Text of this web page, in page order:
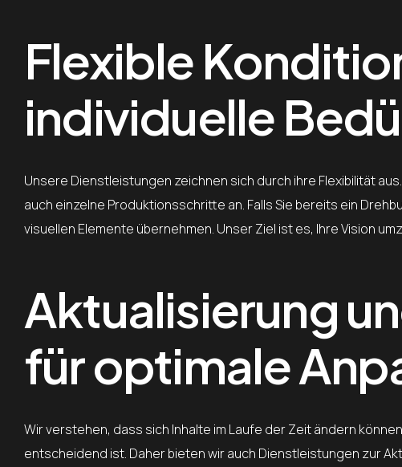
Flexible
individuelle
Unsere Dienstleistungen zeichnen sich durch ihre Flexibilität
auch einzelne Produktionsschritte an. Falls Sie bereits ein
visuellen Elemente übernehmen. Unser Ziel ist es, Ihre Vision
Aktualisierung
für optimale
Wir verstehen, dass sich Inhalte im Laufe der Zeit ändern
entscheidend ist. Daher bieten wir auch Dienstleistungen zur